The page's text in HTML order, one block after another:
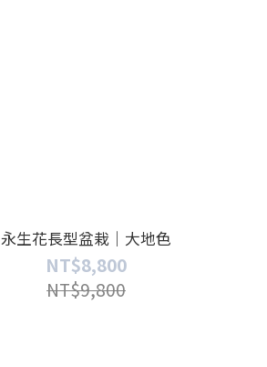
永生花長型盆栽｜大地色
NT$8,800
NT$9,800